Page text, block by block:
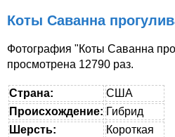
Коты Саванна
Фотография "Коты Саванна
просмотрена 12790 раз.
Страна:
США
Происхождение: Гибрид
Шерсть:
Короткая